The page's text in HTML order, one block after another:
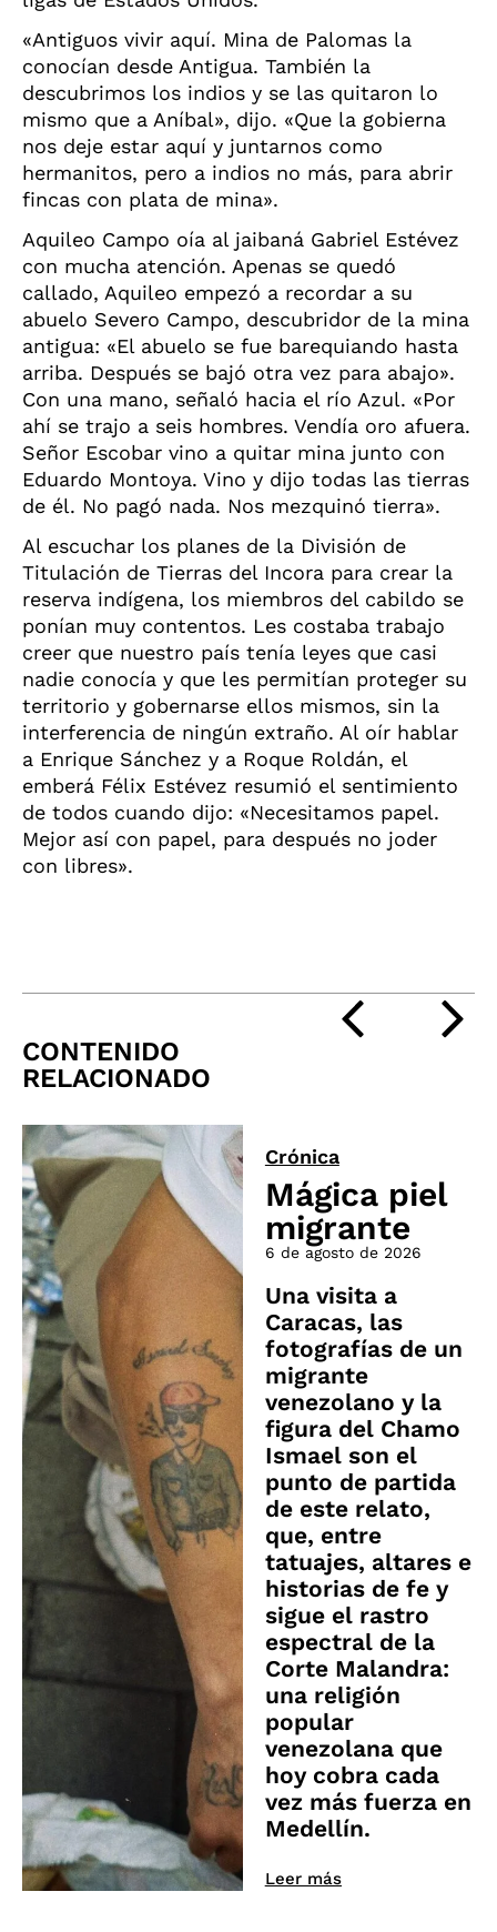
«Antiguos vivir aquí. Mina de Palomas la
conocían desde Antigua. También la
descubrimos los indios y se las quitaron lo
mismo que a Aníbal», dijo. «Que la gobierna
nos deje estar aquí y juntarnos como
hermanitos, pero a indios no más, para abrir
fincas con plata de mina».
Aquileo Campo oía al jaibaná Gabriel Estévez
con mucha atención. Apenas se quedó
callado, Aquileo empezó a recordar a su
abuelo Severo Campo, descubridor de la mina
antigua: «El abuelo se fue barequiando hasta
arriba. Después se bajó otra vez para abajo».
Con una mano, señaló hacia el río Azul. «Por
ahí se trajo a seis hombres. Vendía oro afuera.
Señor Escobar vino a quitar mina junto con
Eduardo Montoya. Vino y dijo todas las tierras
de él. No pagó nada. Nos mezquinó tierra».
Al escuchar los planes de la División de
Titulación de Tierras del Incora para crear la
reserva indígena, los miembros del cabildo se
ponían muy contentos. Les costaba trabajo
creer que nuestro país tenía leyes que casi
nadie conocía y que les permitían proteger su
territorio y gobernarse ellos mismos, sin la
interferencia de ningún extraño. Al oír hablar
a Enrique Sánchez y a Roque Roldán, el
emberá Félix Estévez resumió el sentimiento
de todos cuando dijo: «Necesitamos papel.
Mejor así con papel, para después no joder
con libres».
CONTENIDO
RELACIONADO
Crónica
Mágica piel
migrante
6 de agosto de 2026
Una visita a
Caracas, las
fotografías de un
migrante
venezolano y la
figura del Chamo
Ismael son el
punto de partida
de este relato,
que, entre
tatuajes, altares e
historias de fe y
sigue el rastro
espectral de la
Corte Malandra:
una religión
popular
venezolana que
hoy cobra cada
vez más fuerza en
Medellín.
Leer más